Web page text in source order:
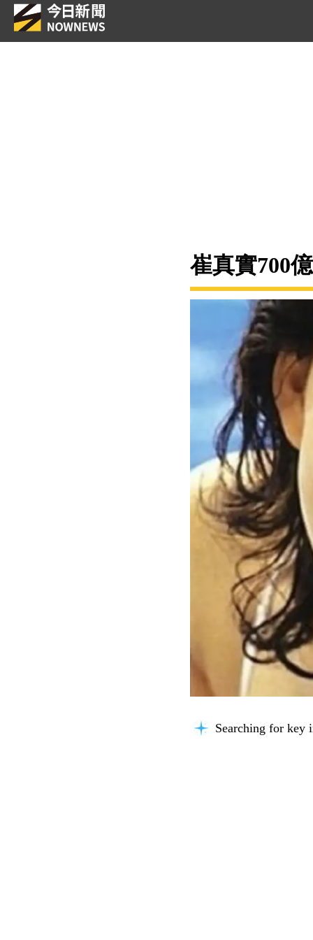
崔真實700
Searching for key